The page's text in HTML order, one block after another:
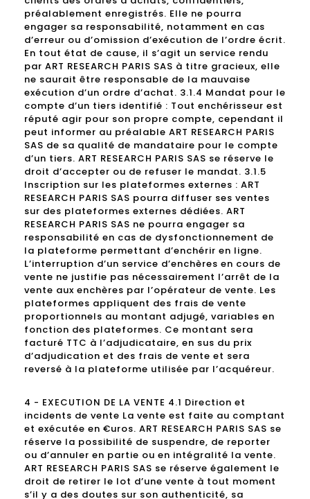
préalablement enregistrés. Elle ne pourra
engager sa responsabilité, notamment en cas
d’erreur ou d’omission d’exécution de l’ordre écrit.
En tout état de cause, il s’agit un service rendu
par ART RESEARCH PARIS SAS à titre gracieux, elle
ne saurait être responsable de la mauvaise
exécution d’un ordre d’achat. 3.1.4 Mandat pour le
compte d’un tiers identifié : Tout enchérisseur est
réputé agir pour son propre compte, cependant il
peut informer au préalable ART RESEARCH PARIS
SAS de sa qualité de mandataire pour le compte
d’un tiers. ART RESEARCH PARIS SAS se réserve le
droit d’accepter ou de refuser le mandat. 3.1.5
Inscription sur les plateformes externes : ART
RESEARCH PARIS SAS pourra diffuser ses ventes
sur des plateformes externes dédiées. ART
RESEARCH PARIS SAS ne pourra engager sa
responsabilité en cas de dysfonctionnement de
la plateforme permettant d’enchérir en ligne.
L’interruption d’un service d’enchères en cours de
vente ne justifie pas nécessairement l’arrêt de la
vente aux enchères par l’opérateur de vente. Les
plateformes appliquent des frais de vente
proportionnels au montant adjugé, variables en
fonction des plateformes. Ce montant sera
facturé TTC à l’adjudicataire, en sus du prix
d’adjudication et des frais de vente et sera
reversé à la plateforme utilisée par l’acquéreur.
4 - EXECUTION DE LA VENTE 4.1 Direction et
incidents de vente La vente est faite au comptant
et exécutée en €uros. ART RESEARCH PARIS SAS se
réserve la possibilité de suspendre, de reporter
ou d’annuler en partie ou en intégralité la vente.
ART RESEARCH PARIS SAS se réserve également le
droit de retirer le lot d’une vente à tout moment
s’il y a des doutes sur son authenticité, sa